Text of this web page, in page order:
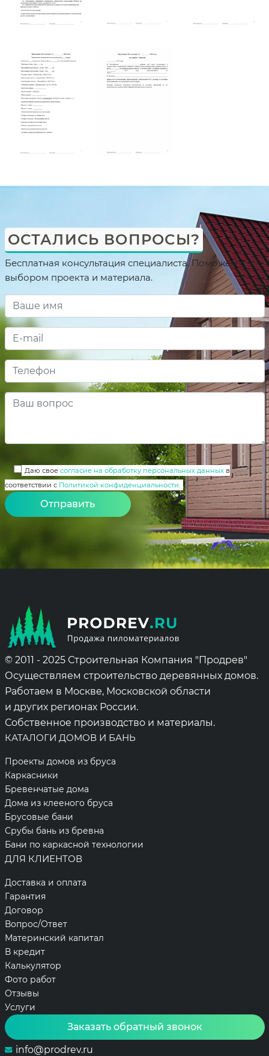
ОСТАЛИСЬ ВОПРОСЫ?
Бесплатная консультация специалиста. Поможем с
выбором проекта и материала.
Даю свое согласие на обработку персональных данныхв
соответствии с Политикой конфиденциальности
© 2011 - 2025 Строительная Компания "Продрев"
Осуществляем строительство деревянных домов.
Работаем в Москве, Московской области
и других регионах России.
Собственное производство и материалы.
КАТАЛОГИ ДОМОВ И БАНЬ
Проекты домов из бруса
Каркасники
Бревенчатые дома
Дома из клееного бруса
Брусовые бани
Срубы бань из бревна
Бани по каркасной технологии
ДЛЯ КЛИЕНТОВ
Доставка и оплата
Гарантия
Договор
Вопрос/Ответ
Материнский капитал
В кредит
Калькулятор
Фото работ
Отзывы
Услуги
Заказать обратный звонок
info@prodrev.ru